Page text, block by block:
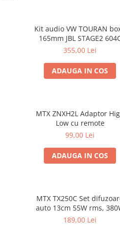
Kit audio VW TOURAN
165mm JBL STAGE2
355,00 Lei
ADAUGA IN COS
MTX ZNXH2L Adaptor
Low cu remote
99,00 Lei
ADAUGA IN COS
MTX TX250C Set
auto 13cm 55W rms, 380W
peak
189,00 Lei